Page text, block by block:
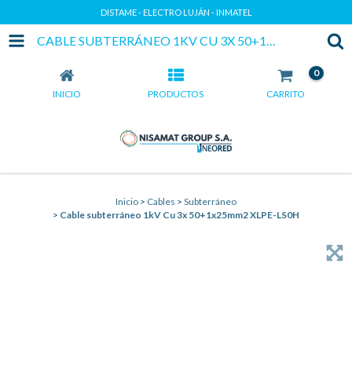
DISTAME - ELECTRO LUJÁN - INMATEL
CABLE SUBTERRÁNEO 1KV CU 3X 50+1X25MM2 XLPE-LS0H
INICIO PRODUCTOS CARRITO
0
Inicio > Cables > Subterráneo
> Cable subterráneo 1kV Cu 3x 50+1x25mm2 XLPE-LS0H